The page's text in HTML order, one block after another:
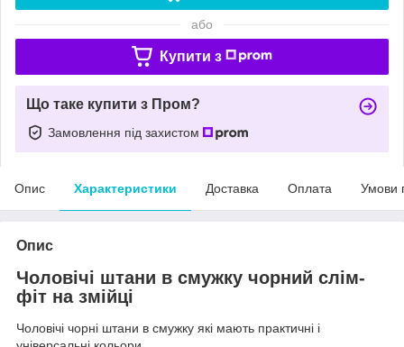
або
Купити з
Що таке купити з Пром?
Замовлення під захистом
Опис Характеристики Доставка Оплата Умови
Опис
Чоловічі штани в смужку чорний слім-
фіт на змійці
Чоловічі чорні штани в смужку які мають практичні і